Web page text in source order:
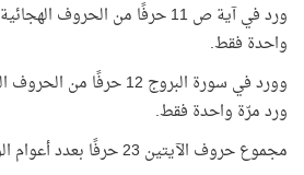
ورد في آية ص 11 حرفًا من الحروف
واحدة فقط.
وورد في سورة البروج 12
ورد مرّة واحدة فقط.
مجموع حروف الآيتين 23 حرفًا بعدد أعوام الوحي!